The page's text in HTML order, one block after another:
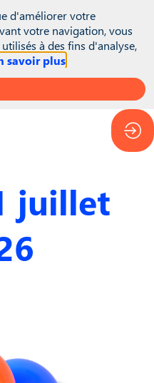
juillet
d'améliorer votre
votre navigation, vous
à des fins d'analyse,
savoir plus
= inwink;
{}; inwink.tracking.trackers =
: '(function() {\r\n var
{\r\n if(didInit ===
MJH-876');\r\n
s.type =
s.src =
s.onreadystatechange
== 'complete' ||
function(location){},
})(this);